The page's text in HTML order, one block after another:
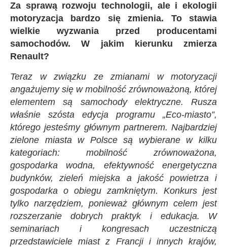
Za sprawą rozwoju technologii, ale i ekologii
motoryzacja bardzo się zmienia. To stawia
wielkie wyzwania przed producentami
samochodów. W jakim kierunku zmierza
Renault?
Teraz w związku ze zmianami w motoryzacji
angażujemy się w mobilność zrównoważoną, której
elementem są samochody elektryczne. Rusza
właśnie szósta edycja programu „Eco-miasto”,
którego jesteśmy głównym partnerem. Najbardziej
zielone miasta w Polsce są wybierane w kilku
kategoriach: mobilność zrównoważona,
gospodarka wodna, efektywność energetyczna
budynków, zieleń miejska a jakość powietrza i
gospodarka o obiegu zamkniętym. Konkurs jest
tylko narzędziem, ponieważ głównym celem jest
rozszerzanie dobrych praktyk i edukacja. W
seminariach i kongresach uczestniczą
przedstawiciele miast z Francji i innych krajów,